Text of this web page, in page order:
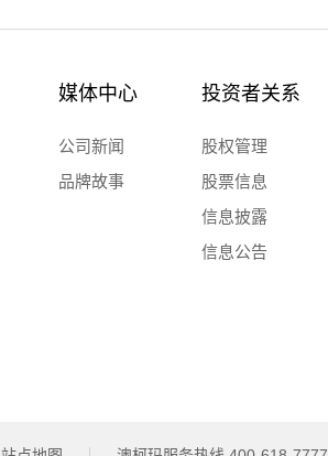
媒体中心
公司新闻
品牌故事
投资者关系
股权管理
股票信息
信息披露
信息公告